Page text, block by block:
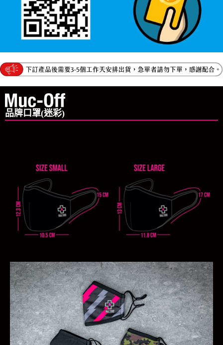
品牌口罩(迷彩)